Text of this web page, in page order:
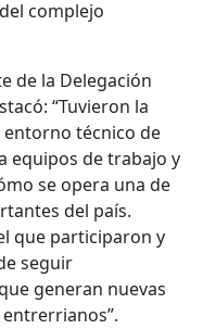
complejo
de la Delegación
“Tuvieron la
técnico de
equipos de trabajo y
se opera una de
del país.
que participaron y
seguir
generan nuevas